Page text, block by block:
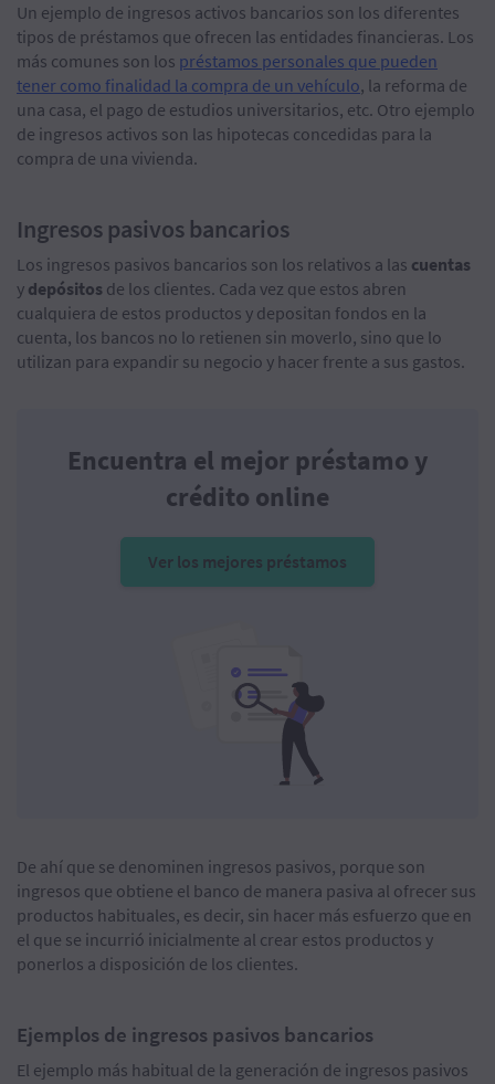
Un ejemplo de ingresos activos bancarios son los diferentes
tipos de préstamos que ofrecen las entidades financieras. Los
más comunes son los préstamos personales que pueden
tener como finalidad la compra de un vehículo, la reforma de
una casa, el pago de estudios universitarios, etc. Otro ejemplo
de ingresos activos son las hipotecas concedidas para la
compra de una vivienda.
Ingresos pasivos bancarios
Los ingresos pasivos bancarios son los relativos a las cuentas
y depósitos de los clientes. Cada vez que estos abren
cualquiera de estos productos y depositan fondos en la
cuenta, los bancos no lo retienen sin moverlo, sino que lo
utilizan para expandir su negocio y hacer frente a sus gastos.
Encuentra el mejor préstamo y
crédito online
Ver los mejores préstamos
De ahí que se denominen ingresos pasivos, porque son
ingresos que obtiene el banco de manera pasiva al ofrecer sus
productos habituales, es decir, sin hacer más esfuerzo que en
el que se incurrió inicialmente al crear estos productos y
ponerlos a disposición de los clientes.
Ejemplos de ingresos pasivos bancarios
El ejemplo más habitual de la generación de ingresos pasivos